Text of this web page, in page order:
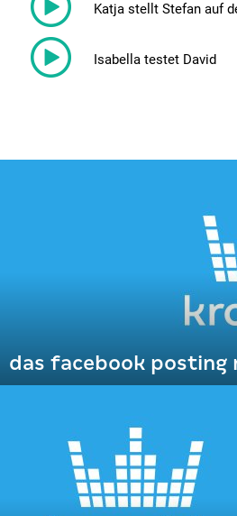
Katja stellt Stefan auf
Isabella testet David
das facebook posting